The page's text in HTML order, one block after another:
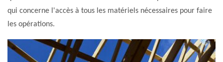
qui concerne l'accès à tous les matériels nécessaires pour faire
les opérations.